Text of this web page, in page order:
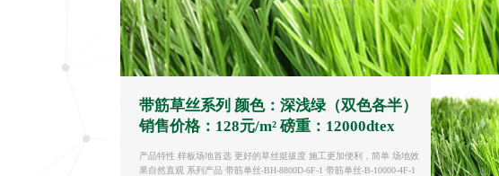
带筋草丝系列 颜色：深浅绿（双色各半）
销售价格：128元/m² 磅重：12000dtex
产品特性 样板场地首选 更好的草丝挺拔度 施工更加便利，简单 场地效
果自然直观 系列产品 带筋单丝-BH-8800D-6F-1 带筋单丝-B-10000-4F-1